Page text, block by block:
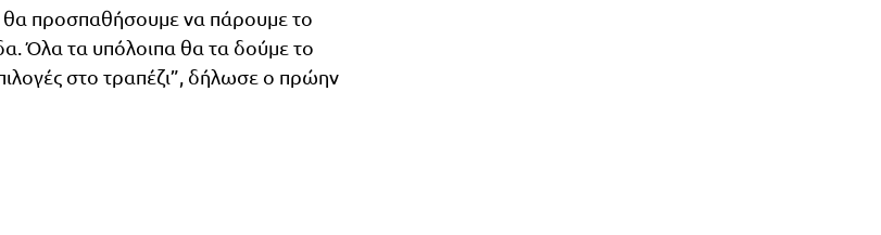
θα προσπαθήσουμε να πάρουμε το
Όλα τα υπόλοιπα θα τα δούμε το
στο τραπέζι”, δήλωσε ο πρώην